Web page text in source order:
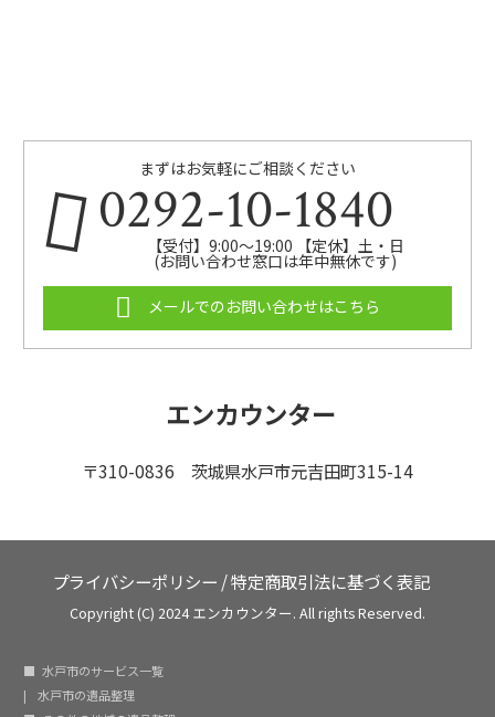
まずはお気軽にご相談ください
0292-10-1840
【受付】9:00～19:00 【定休】土・日
(お問い合わせ窓口は年中無休です)
メールでのお問い合わせはこちら
エンカウンター
〒310-0836 茨城県水戸市元吉田町315-14
プライバシーポリシー /特定商取引法に基づく表記
Copyright (C) 2024 エンカウンター. All rights Reserved.
水戸市のサービス一覧
水戸市の遺品整理